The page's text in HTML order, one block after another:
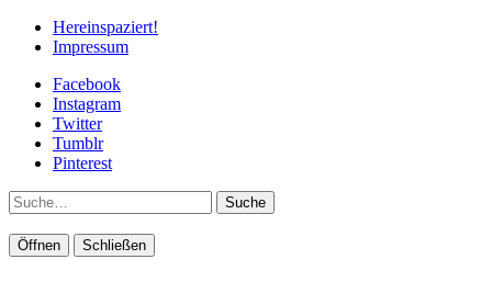
Hereinspaziert!
Impressum
Facebook
Instagram
Twitter
Tumblr
Pinterest
Suche
Öffnen Schließen